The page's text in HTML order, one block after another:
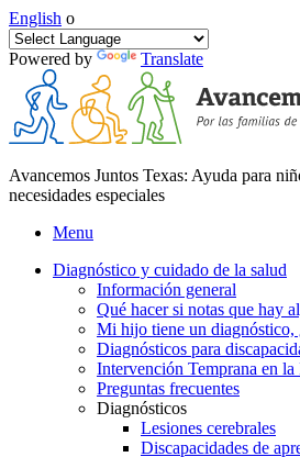
English o
Powered by Translate
Avancemos Juntos Texas: Ayuda para
necesidades especiales
Menu
Diagnóstico y cuidado de la salud
Información general
Qué hacer si notas que hay
Mi hijo tiene un diagnóstico,
Diagnósticos para
Intervención Temprana en
Preguntas frecuentes
Diagnósticos
Lesiones cerebrales
Discapacidades de